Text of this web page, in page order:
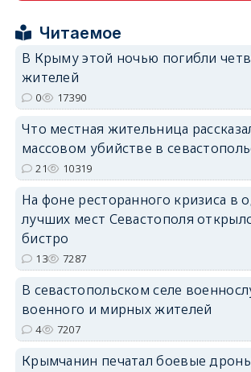
Читаемое
В Крыму этой ночью погибли
жителей
0 17390
Что местная жительница
массовом убийстве в
21 10319
На фоне ресторанного кризиса в
лучших мест Севастополя
бистро
13 7287
В севастопольском селе
военного и мирных жителей
4 7207
Крымчанин печатал боевые